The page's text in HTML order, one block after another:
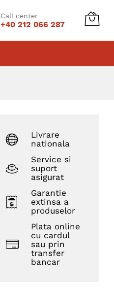
Call center
+40 212 066 287
Livrare
nationala
Service si
suport
asigurat
Garantie
extinsa a
produselor
Plata online
cu cardul
sau prin
transfer
bancar